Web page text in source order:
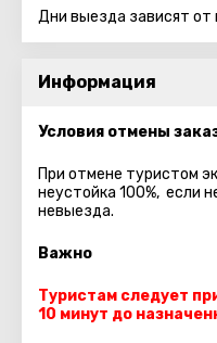
Дни выезда зависят от
Информация
Условия отмены
При отмене туристом
неустойка 100%, если
невыезда.
Важно
Туристам следует
10 минут до